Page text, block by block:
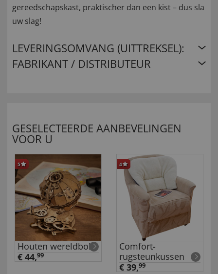
gereedschapskast, praktischer dan een kist – dus sla
uw slag!
LEVERINGSOMVANG (UITTREKSEL):
FABRIKANT / DISTRIBUTEUR
GESELECTEERDE AANBEVELINGEN
VOOR U
5
Houten wereldbol
€ 44,99
4
Comfort-
rugsteunkussen
€ 39,99